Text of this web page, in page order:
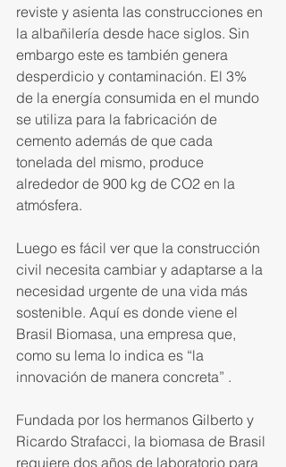
reviste y asienta las construcciones en
la albañilería desde hace siglos. Sin
embargo este es también genera
desperdicio y contaminación. El 3%
de la energía consumida en el mundo
se utiliza para la fabricación de
cemento además de que cada
tonelada del mismo, produce
alrededor de 900 kg de CO2 en la
atmósfera.
Luego es fácil ver que la construcción
civil necesita cambiar y adaptarse a la
necesidad urgente de una vida más
sostenible. Aquí es donde viene el
Brasil Biomasa, una empresa que,
como su lema lo indica es “la
innovación de manera concreta” .
Fundada por los hermanos Gilberto y
Ricardo Strafacci, la biomasa de Brasil
requiere dos años de laboratorio para